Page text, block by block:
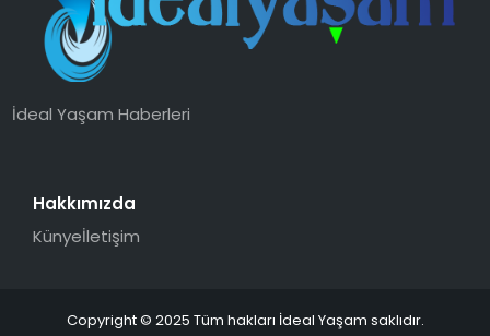
İdeal Yaşam Haberleri
Hakkımızda
Künyeİletişim
Copyright © 2025 Tüm hakları İdeal Yaşam saklıdır.